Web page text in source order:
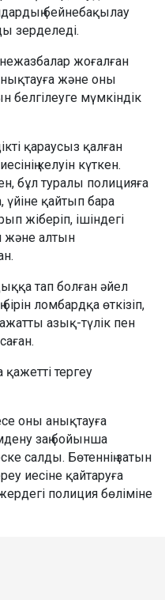
бейнебақылау
зерделеді.
жоғалған
және оны
белгілеуге мүмкіндік
қараусыз қалған
келуін күткен.
бұл туралы полицияға
үйіне қайтып бара
жіберіп, ішіндегі
және алтын
тап болған әйел
ломбардқа өткізіп,
азық-түлік пен
тергеу
оны анықтауға
заң бойынша
салды. Бөтеннің затын
иесіне қайтаруға
полиция бөліміне